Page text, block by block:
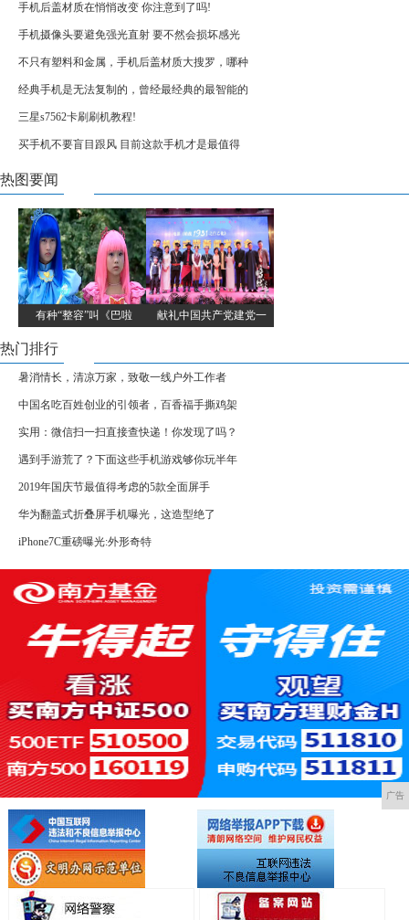
手机后盖材质在悄悄改变 你注意到了吗!
手机摄像头要避免强光直射 要不然会损坏感光
不只有塑料和金属，手机后盖材质大搜罗，哪种
经典手机是无法复制的，曾经最经典的最智能的
三星s7562卡刷刷机教程!
买手机不要盲目跟风 目前这款手机才是最值得
热图要闻
有种“整容”叫《巴啦 献礼中国共产党建党一
热门排行
暑消情长，清凉万家，致敬一线户外工作者
中国名吃百姓创业的引领者，百香福手撕鸡架
实用：微信扫一扫直接查快递！你发现了吗？
遇到手游荒了？下面这些手机游戏够你玩半年
2019年国庆节最值得考虑的5款全面屏手
华为翻盖式折叠屏手机曝光，这造型绝了
iPhone7C重磅曝光:外形奇特
广告